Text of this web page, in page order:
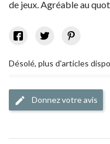
de jeux. Agréable au
Désolé, plus d'articles
edit Donnez votre avis